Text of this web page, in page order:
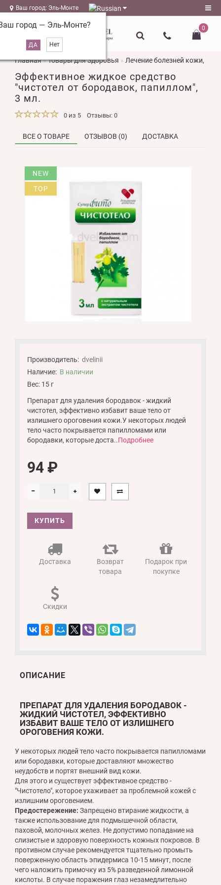
Ваш город: Эль-Монте
город — Эль-Монте?
Регистрация
Авторизация
magazin@l-
naturel.ru
0
Главная Товары для Здоровья Лечение болезней кожи,
Эффективное жидкое средство
"чистотел от бородавок, папиллом",
3 мл.
0 из 5 Отзывы: 0
ВСЕ О ТОВАРЕ ОТЗЫВОВ (0) ДОСТАВКА
NEW
TOP
Производитель: dvelinii
Наличие: В наличии
Вес: 15 г
Препарат для удаления бородавок - жидкий
чистотел, эффективно избавит ваше тело от
излишнего ороговения кожи.У некоторых людей
тело часто покрывается папилломами или
бородавки, которые доста..Подробнее
94 ₽
КУПИТЬ
Доставка
Возврат
товара
Подарок при
покупке
Скидки
ОПИСАНИЕ
ПРЕПАРАТ ДЛЯ УДАЛЕНИЯ БОРОДАВОК -
ЖИДКИЙ ЧИСТОТЕЛ, ЭФФЕКТИВНО
ИЗБАВИТ ВАШЕ ТЕЛО ОТ ИЗЛИШНЕГО
ОРОГОВЕНИЯ КОЖИ.
У некоторых людей тело часто покрывается папилломами
или бородавки, которые доставляют множество
неудобств и портят внешний вид кожи.
Для этого и существует эффективное средство -
"Чистотело", которое ухаживает за проблемной кожей с
излишним ороговением.
Предостережение: Запрещено втирание жидкости, а
также использование для подмышечной области,
паховой, молочных желез. Не допустимо попадание на
слизистые и здоровую поверхность кожных покровов. В
противном случае рекомендуется тщательно промыть
поверженную область эпидермиса 10-15 минут, после
чего наложить примочку из 5% разведенной лимонной
кислоты. В случае поражения глаз незамедлительно